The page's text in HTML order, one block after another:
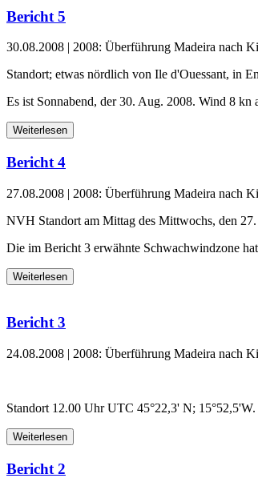
Bericht 5
30.08.2008 | 2008: Überführung Madeira nach
Standort; etwas nördlich von Ile d'Ouessant, in
Es ist Sonnabend, der 30. Aug. 2008. Wind 8 kn
Weiterlesen
Bericht 4
27.08.2008 | 2008: Überführung Madeira nach
NVH Standort am Mittag des Mittwochs, den
Die im Bericht 3 erwähnte Schwachwindzone
Weiterlesen
Bericht 3
24.08.2008 | 2008: Überführung Madeira nach
Standort 12.00 Uhr UTC 45°22,3' N;
Weiterlesen
Bericht 2